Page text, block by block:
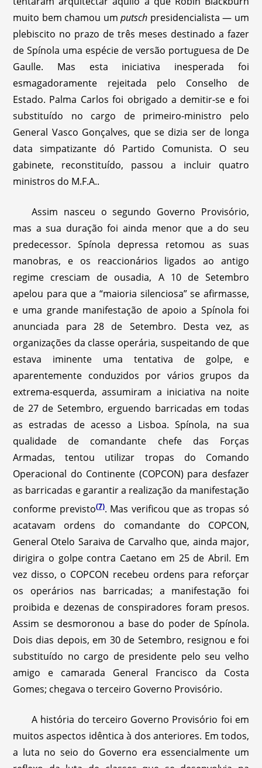
muito bem chamou umputsch presidencialista — um
plebiscito no prazo de três meses destinado a fazer
de Spínola uma espécie de versão portuguesa de De
Gaulle. Mas esta iniciativa inesperada foi
esmagadoramente rejeitada pelo Conselho de
Estado. Palma Carlos foi obrigado a demitir-se e foi
substituído no cargo de primeiro-ministro pelo
General Vasco Gonçalves, que se dizia ser de longa
data simpatizante dó Partido Comunista. O seu
gabinete, reconstituído, passou a incluir quatro
ministros do M.F.A..
Assim nasceu o segundo Governo Provisório,
mas a sua duração foi ainda menor que a do seu
predecessor. Spínola depressa retomou as suas
manobras, e os reaccionários ligados ao antigo
regime cresciam de ousadia, A 10 de Setembro
apelou para que a “maioria silenciosa” se afirmasse,
e uma grande manifestação de apoio a Spínola foi
anunciada para 28 de Setembro. Desta vez, as
organizações da classe operária, suspeitando de que
estava iminente uma tentativa de golpe, e
aparentemente conduzidos por vários grupos da
extrema-esquerda, assumiram a iniciativa na noite
de 27 de Setembro, erguendo barricadas em todas
as estradas de acesso a Lisboa. Spínola, na sua
qualidade de comandante chefe das Forças
Armadas, tentou utilizar tropas do Comando
Operacional do Continente (COPCON) para desfazer
as barricadas e garantir a realização da manifestação
conforme previsto(7). Mas verificou que as tropas só
acatavam ordens do comandante do COPCON,
General Otelo Saraiva de Carvalho que, ainda major,
dirigira o golpe contra Caetano em 25 de Abril. Em
vez disso, o COPCON recebeu ordens para reforçar
os operários nas barricadas; a manifestação foi
proibida e dezenas de conspiradores foram presos.
Assim se desmoronou a base do poder de Spínola.
Dois dias depois, em 30 de Setembro, resignou e foi
substituído no cargo de presidente pelo seu velho
amigo e camarada General Francisco da Costa
Gomes; chegava o terceiro Governo Provisório.
A história do terceiro Governo Provisório foi em
muitos aspectos idêntica à dos anteriores. Em todos,
a luta no seio do Governo era essencialmente um